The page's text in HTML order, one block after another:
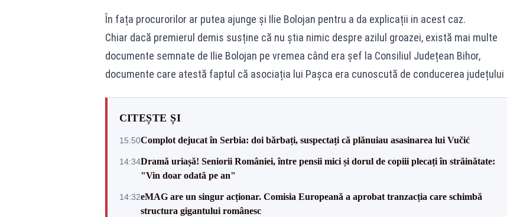
În fața procurorilor ar putea ajunge și Ilie Bolojan pentru a da explicații in acest caz.
Chiar dacă premierul demis susține că nu știa nimic despre azilul groazei, există mai multe
documente semnate de Ilie Bolojan pe vremea când era șef la Consiliul Județean Bihor,
documente care atestă faptul că asociația lui Pașca era cunoscută de conducerea județului
CITEȘTE ȘI
15:50Complot dejucat în Serbia: doi bărbați, suspectați că plănuiau asasinarea lui Vučić
14:34Dramă uriașă! Seniorii României, între pensii mici și dorul de copiii plecați în străinătate:
"Vin doar odată pe an"
14:32eMAG are un singur acționar. Comisia Europeană a aprobat tranzacția care schimbă
structura gigantului românesc